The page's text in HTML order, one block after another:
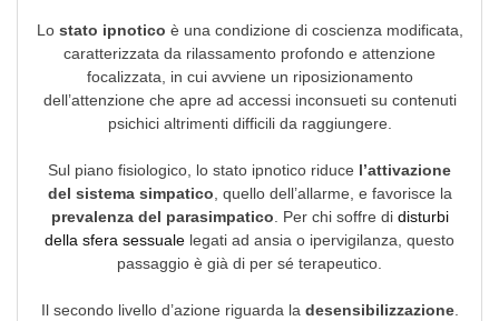
Lo stato ipnotico è una condizione di coscienza modificata,
caratterizzata da rilassamento profondo e attenzione
focalizzata, in cui avviene un riposizionamento
dell’attenzione che apre ad accessi inconsueti su contenuti
psichici altrimenti difficili da raggiungere.
Sul piano fisiologico, lo stato ipnotico riduce l’attivazione
del sistema simpatico , quello dell’allarme, e favorisce la
prevalenza del parasimpatico . Per chi soffre didisturbi
della sfera sessuale legati ad ansia o ipervigilanza, questo
passaggio è già di per sé terapeutico.
Il secondo livello d’azione riguarda la desensibilizzazione.